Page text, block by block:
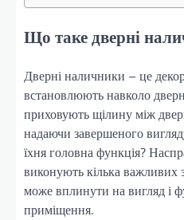
Що таке дверні
Дверні наличники – це
встановлюють навколо
приховують щілину між
надаючи завершеного
їхня головна функція?
виконують кілька важливих
може вплинути на вигляд і
приміщення.